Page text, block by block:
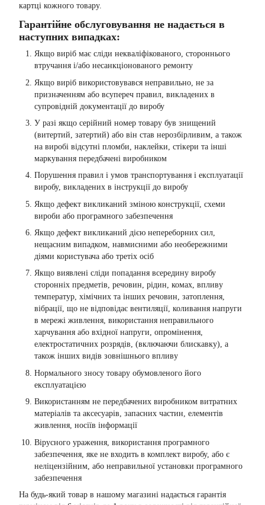
картці кожного товару.
Гарантійне обслуговування не надається в
наступних випадках:
Якщо виріб має сліди некваліфікованого, стороннього
втручання і/або несанкціонованого ремонту
Якщо виріб використовувався неправильно, не за
призначенням або всупереч правил, викладених в
супровідній документації до виробу
У разі якщо серійний номер товару був знищений
(витертий, затертий) або він став нерозбірливим, а також
на виробі відсутні пломби, наклейки, стікери та інші
маркування передбачені виробником
Порушення правил і умов транспортування і експлуатації
виробу, викладених в інструкції до виробу
Якщо дефект викликаний зміною конструкції, схеми
вироби або програмного забезпечення
Якщо дефект викликаний дією непереборних сил,
нещасним випадком, навмисними або необережними
діями користувача або третіх осіб
Якщо виявлені сліди попадання всередину виробу
сторонніх предметів, речовин, рідин, комах, впливу
температур, хімічних та інших речовин, затоплення,
вібрації, що не відповідає вентиляції, коливання напруги
в мережі живлення, використання неправильного
харчування або вхідної напруги, опромінення,
електростатичних розрядів, (включаючи блискавку), а
також інших видів зовнішнього впливу
Нормального зносу товару обумовленого його
експлуатацією
Використанням не передбачених виробником витратних
матеріалів та аксесуарів, запасних частин, елементів
живлення, носіїв інформації
Вірусного ураження, використання програмного
забезпечення, яке не входить в комплект виробу, або є
неліцензійним, або неправильної установки програмного
забезпечення
На будь-який товар в нашому магазині надається гарантія